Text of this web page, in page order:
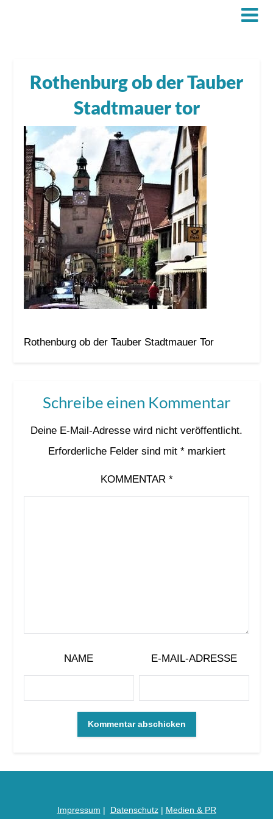
Rothenburg ob der Tauber
Stadtmauer tor
Rothenburg ob der Tauber Stadtmauer Tor
Schreibe einen Kommentar
Deine E-Mail-Adresse wird nicht veröffentlicht.
Erforderliche Felder sind mit *markiert
KOMMENTAR *
NAME E-MAIL-ADRESSE
Impressum | Datenschutz| Medien & PR